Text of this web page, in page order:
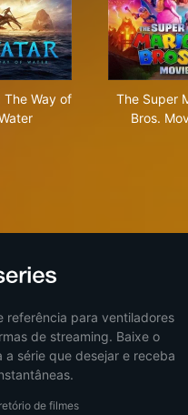
The Way of
The Super
Bros.
referência para ventiladores
de streaming. Baixe o
série que desejar e receba
de filmes